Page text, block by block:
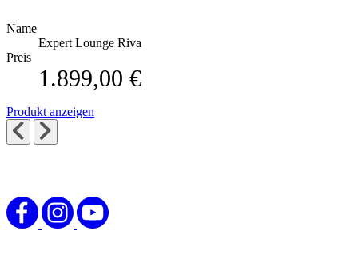
Name
Expert Lounge Riva
Preis
1.899,00 €
Produkt anzeigen